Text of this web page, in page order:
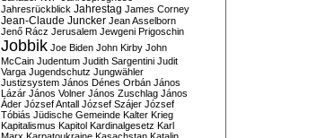
Jahresrückblick Jahrestag James Corney
Jean-Claude Juncker Jean Asselborn
Jenő Rácz Jerusalem Jewgeni Prigoschin
Jobbik Joe Biden John Kirby John
McCain Judentum Judith Sargentini Judit
Varga Jugendschutz Jungwähler
Justizsystem János Dénes Orbán János
Lázár János Volner János Zuschlag János
Áder József Antall József Szájer József
Tóbiás Jüdische Gemeinde Kalter Krieg
Kapitalismus Kapitol Kardinalgesetz Karl